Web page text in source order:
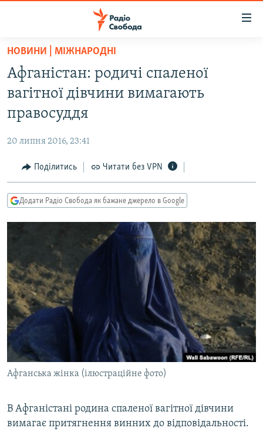
Перейти
основного
матеріалу
до
основної
Перейти
до
пошуку
РАДІО СВОБОДА – 70 РОКІВ
ВСЕ ЗА ДОБУ
СУСПІЛЬСТВО
РОСІЙСЬКА «ФІЛЬТРАЦІЯ»
ДОНБАС.РЕАЛІЇ
ТИ ЯК?
КИТАЙ.ВИКЛИКИ
МУЛЬТИМЕДІА
ФОТО
СПЕЦПРОЄКТИ
КРИМ РЕАЛІЇ
УКР
КТАТ
НОВИНИ | МІЖНАРОДНІ
Афганістан: родичі спаленої
вагітної дівчини вимагають
правосуддя
20 липня 2016, 23:41
Поділитись Читати без VPN
Додати Радіо Свобода як бажане джерело в Google
Афганська жінка (ілюстраційне фото)
В Афганістані родина спаленої вагітної дівчини
вимагає притягнення винних до відповідальності.